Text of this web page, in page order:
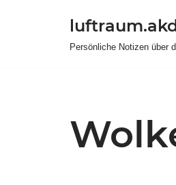
Persönliche Notizen über